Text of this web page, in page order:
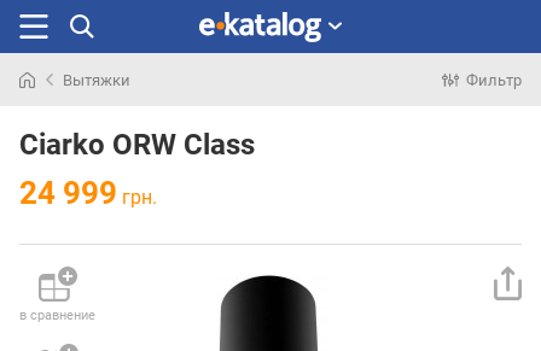
раньше
Вытяжки Фильтр
Ciarko ORW Class
24 999 грн.
в сравнение